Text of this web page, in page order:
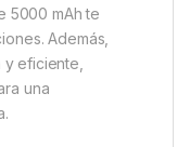
5000 mAh te
Además,
eficiente,
una